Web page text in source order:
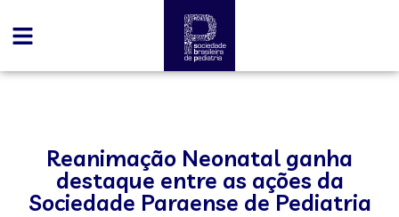
Reanimação Neonatal ganha
destaque entre as ações da
Sociedade Paraense de Pediatria